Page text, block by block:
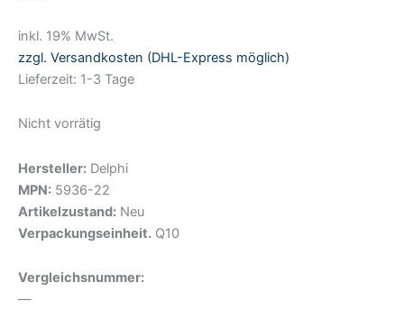
inkl. 19% MwSt.
zzgl. Versandkosten (DHL-Express möglich)
Lieferzeit: 1-3 Tage
Nicht vorrätig
Hersteller: Delphi
MPN: 5936-22
Artikelzustand: Neu
Verpackungseinheit. Q10
Vergleichsnummer:
—